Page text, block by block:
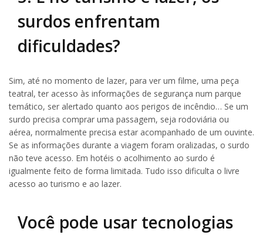
surdos enfrentam
dificuldades?
Sim, até no momento de lazer, para ver um filme, uma peça
teatral, ter acesso às informações de segurança num parque
temático, ser alertado quanto aos perigos de incêndio… Se um
surdo precisa comprar uma passagem, seja rodoviária ou
aérea, normalmente precisa estar acompanhado de um ouvinte.
Se as informações durante a viagem foram oralizadas, o surdo
não teve acesso. Em hotéis o acolhimento ao surdo é
igualmente feito de forma limitada. Tudo isso dificulta o livre
acesso ao turismo e ao lazer.
Você pode usar tecnologias